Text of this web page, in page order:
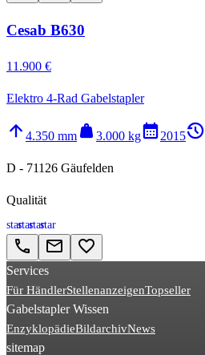
Cesab B630
11.900 €
Elektro 4-Rad Gabelstapler
arrow_upward 4.350 mm weight 3.000 kgcalendar_month2015history_2
D - 71126 Gäufelden
Qualität
starstarstarstar
call email favorite_border
Services
Für HändlerStellenanzeigenTopseller
Gabelstapler Wissen
EnzyklopädieBildarchivNews
sitemap